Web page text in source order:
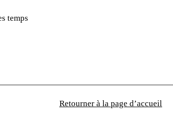
temps
Retourner à la page d’accueil